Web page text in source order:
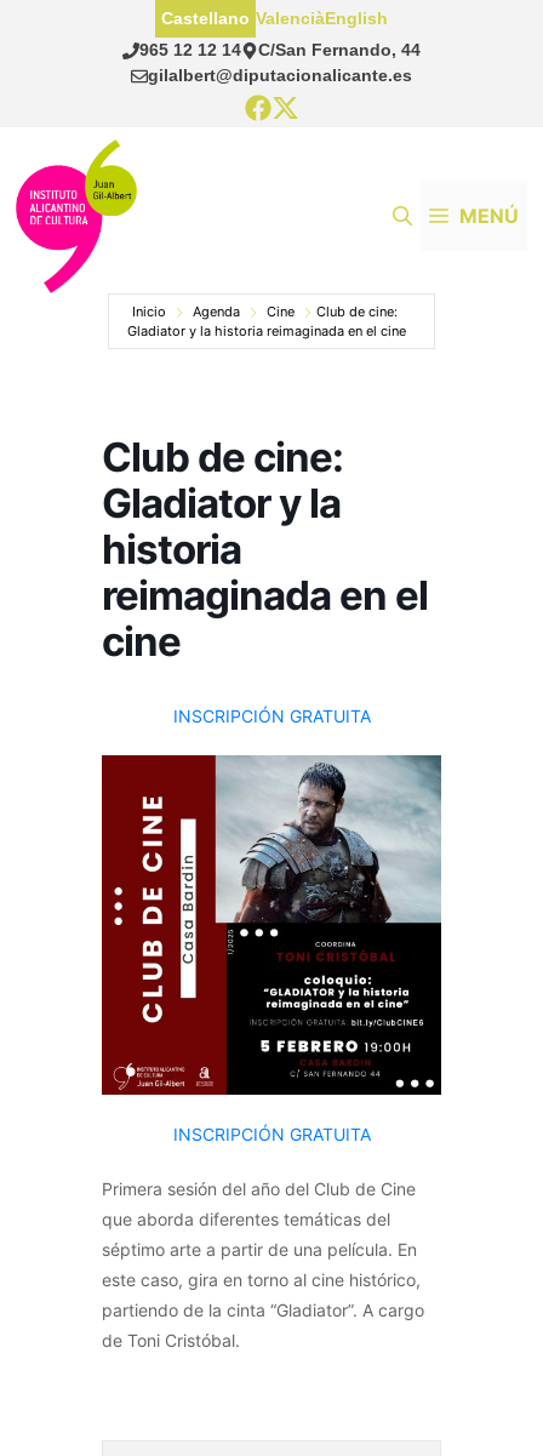
965 12 12 14
C/San Fernando, 44
gilalbert@diputacionalicante.es
Castellano ValenciàEnglish
MENÚ
Inicio Agenda Cine
Club de cine:
Gladiator y la historia reimaginada en el cine
Club de cine:
Gladiator y la
historia
reimaginada en el
cine
INSCRIPCIÓN GRATUITA
INSCRIPCIÓN GRATUITA
Primera sesión del año del Club de Cine
que aborda diferentes temáticas del
séptimo arte a partir de una película. En
este caso, gira en torno al cine histórico,
partiendo de la cinta “Gladiator”. A cargo
de Toni Cristóbal.